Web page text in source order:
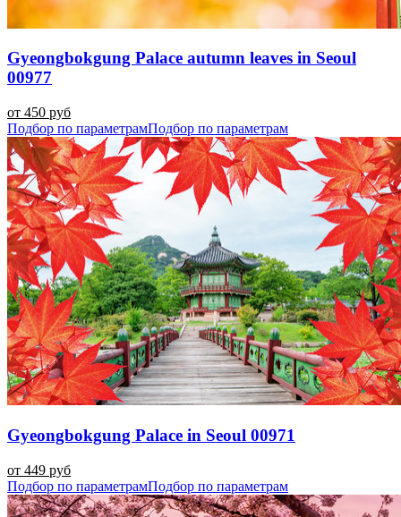
Gyeongbokgung Palace autumn leaves in Seoul
00977
от 450 руб
Подбор по параметрамПодбор по параметрам
Gyeongbokgung Palace in Seoul 00971
от 449 руб
Подбор по параметрамПодбор по параметрам